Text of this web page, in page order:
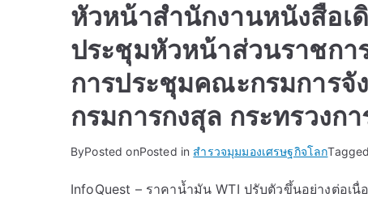
หัวหน้าสำนักงานหนังสือเ
ประชุมหัวหน้าส่วนราชกา
การประชุมคณะกรมการจั
กรมการกงสุล กระทรวงก
ByPosted onPosted in สำรวจมุมมองเศรษฐกิจโลกTagged
InfoQuest – ราคาน้ำมัน WTI ปรับตัวขึ้นอย่างต่อเ